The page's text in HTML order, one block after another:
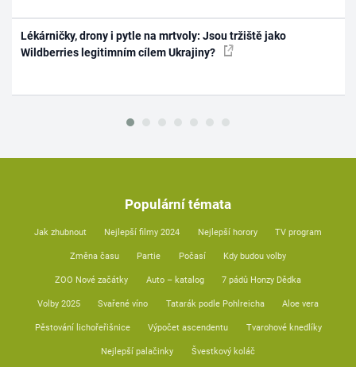
Lékárničky, drony i pytle na mrtvoly: Jsou tržiště jako
Wildberries legitimním cílem Ukrajiny?
Populární témata
Jak zhubnout Nejlepší filmy 2024 Nejlepší horory TV program
Změna času Partie Počasí Kdy budou volby
ZOO Nové začátky Auto – katalog 7 pádů Honzy Dědka
Volby 2025 Svařené víno Tatarák podle Pohlreicha Aloe vera
Pěstování lichořeřišnice Výpočet ascendentu Tvarohové knedlíky
Nejlepší palačinky Švestkový koláč